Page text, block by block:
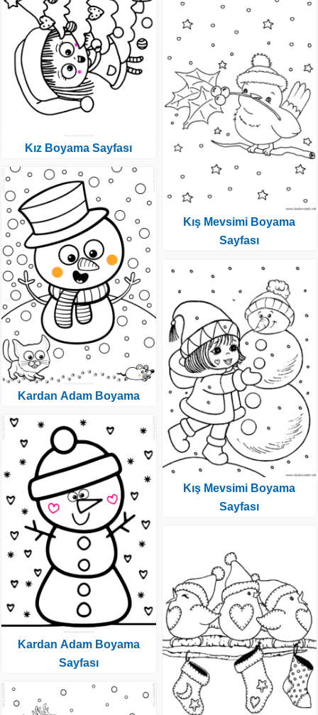
Kız Boyama Sayfası
Kardan Adam Boyama
Kardan Adam Boyama
Sayfası
Kış Mevsimi Boyama
Sayfası
Kış Mevsimi Boyama
Sayfası